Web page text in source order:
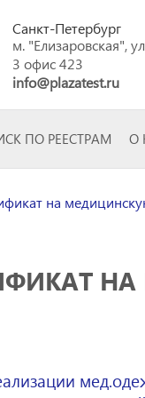
Санкт-Петербург
м. "Елизаровская",
3 офис 423
info@plazatest.ru
ПО РЕЕСТРАМ О
на